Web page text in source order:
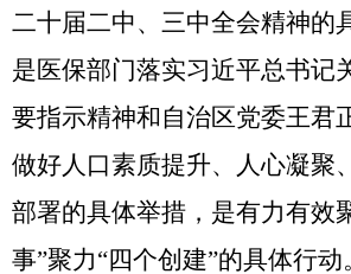
二十届二中、三中全会精神的
是医保部门落实习近平总书记
要指示精神和自治区党委王君
做好人口素质提升、人心凝聚
部署的具体举措，是有力有效
事”聚力“四个创建”的具体行